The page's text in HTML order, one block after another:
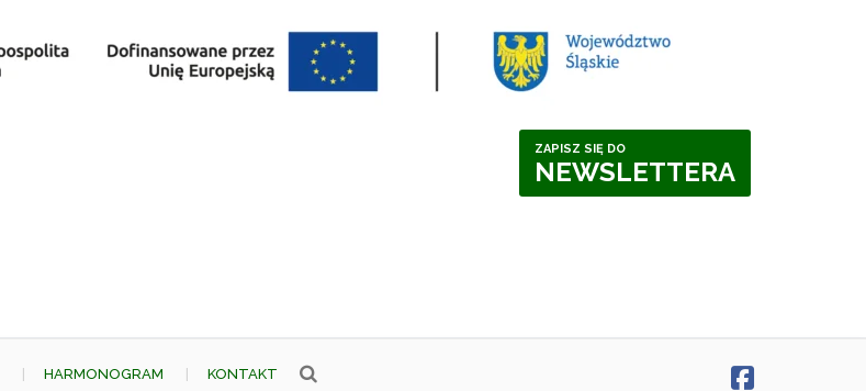
ZAPISZ SIĘ DO
NEWSLETTERA
HARMONOGRAM KONTAKT